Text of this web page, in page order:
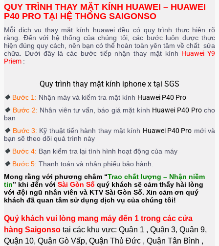
QUY TRÌNH THAY MẶT KÍNH HUAWEI – HUAWEI
P40 PRO TẠI HỆ THỐNG SAIGONSO
Mỗi dịch vụ thay mặt kính huawei đều có quy trình thực hiện rõ
ràng. Đến với hệ thống của chúng tôi, các bước luôn được thực
hiện đúng quy cách, nên bạn có thể hoàn toàn yên tâm về chất sửa
chữa. Dưới đây là các bước tiếp nhận thay mặt kính Huawei Y9
Priem :
Quy trình thay mặt kính iphone x tại SGS
❖ Bước 1: Nhận máy và kiểm tra mặt kính Huawei P40 Pro
❖ Bước 2: Nhân viên tư vấn, báo giá mặt kính Huawei P40 Procho
bạn
❖ Bước 3: Kỹ thuật tiến hành thay mặt kính Huawei P40 Pro mới và
bạn sẽ theo dõi quá trình này
❖ Bước 4: Bạn kiểm tra lại tình hình hoạt động của máy
❖ Bước 5: Thanh toán và nhận phiếu bảo hành.
Mong rằng với phương châm “Trao chất lượng – Nhận niềm
tin” khi đến với Sài Gòn Số quý khách sẽ cảm thấy hài lòng
với đội ngũ nhân viên và KTV Sài Gòn Số. Xin cảm ơn quý
khách đã quan tâm sử dụng dịch vụ của chúng tôi!
Quý khách vui lòng mang máy đến 1 trong các cửa
hàng Saigonso tại các khu vực: Quận 1 , Quận 3, Quận 9,
Quận 10, Quận Gò Vấp, Quận Thủ Đức , Quận Tân Bình ,